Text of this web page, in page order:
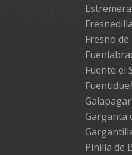
Estremera
Fresno
Fuente el
Galapagar
Garganta
Pinilla de